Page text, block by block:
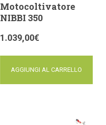
Motocoltivatore
NIBBI 350
1.039,00€
AGGIUNGI AL CARRELLO